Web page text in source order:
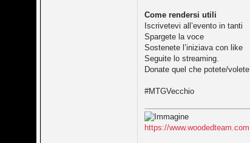
Come rendersi utili
Iscrivetevi all’evento in tanti
Spargete la voce
Sostenete l’iniziava con like
Seguite lo streaming.
Donate quel che potete/volete
#MTGVecchio
https://www.woodedteam.com